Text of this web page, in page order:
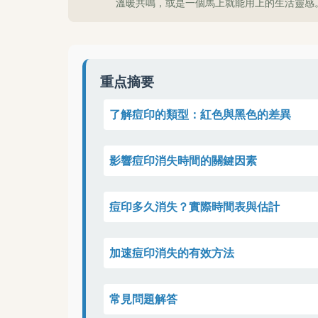
重点摘要
了解痘印的類型：紅色與黑色的差異
影響痘印消失時間的關鍵因素
痘印多久消失？實際時間表與估計
加速痘印消失的有效方法
常見問題解答